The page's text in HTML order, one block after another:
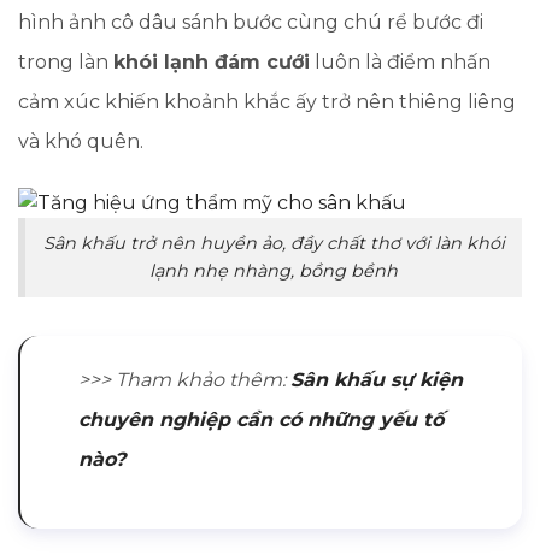
hình ảnh cô dâu sánh bước cùng chú rể bước đi
trong làn khói lạnh đám cưới luôn là điểm nhấn
cảm xúc khiến khoảnh khắc ấy trở nên thiêng liêng
và khó quên.
Sân khấu trở nên huyền ảo, đầy chất thơ với làn khói
lạnh nhẹ nhàng, bồng bềnh
>>> Tham khảo thêm:Sân khấu sự kiện
chuyên nghiệp cần có những yếu tố
nào?